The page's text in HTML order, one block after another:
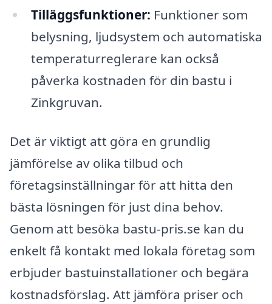
Tilläggsfunktioner: Funktioner som
belysning, ljudsystem och automatiska
temperaturreglerare kan också
påverka kostnaden för din bastu i
Zinkgruvan.
Det är viktigt att göra en grundlig
jämförelse av olika tilbud och
företagsinställningar för att hitta den
bästa lösningen för just dina behov.
Genom att besöka bastu-pris.se kan du
enkelt få kontakt med lokala företag som
erbjuder bastuinstallationer och begära
kostnadsförslag. Att jämföra priser och